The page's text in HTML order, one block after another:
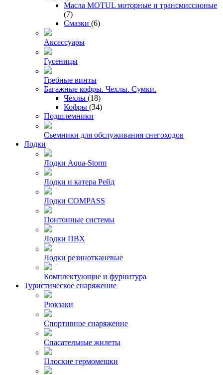
Масла MOTUL моторные и трансмиссионые
(7)
Смазки (6)
Аксессуары
Гусеницы
Гребные винты
Багажные кофры. Чехлы. Сумки.
Чехлы (18)
Кофры (34)
Подшлемники
Сьемники для обслуживания снегоходов
Лодки
Лодки Aqua-Storm
Лодки и катера Рейд
Лодки COMPASS
Понтонные системы
Лодки ПВХ
Лодки резинотканевые
Комплектующие и фурнитура
Туристическое снаряжение
Рюкзаки
Спортивное снаряжение
Спасательные жилеты
Плоские гермомешки